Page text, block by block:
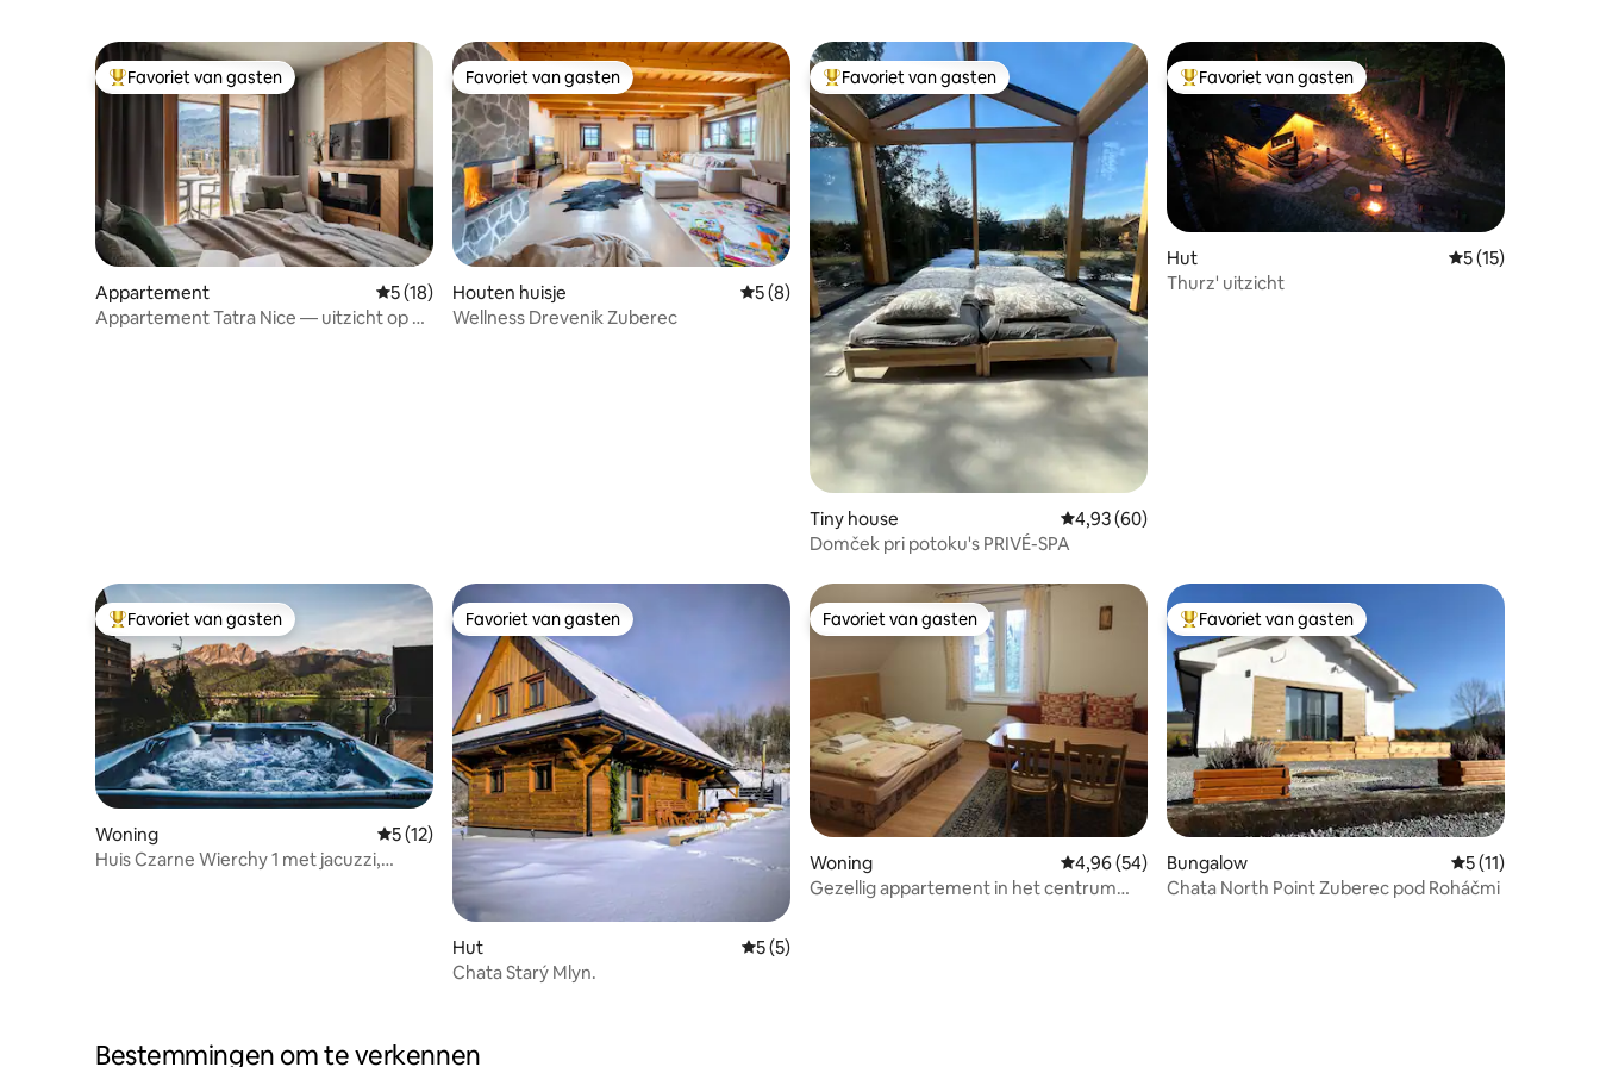
Topfavoriet van gasten
Favoriet van gasten
Appartement Gemiddelde beoordeling van 5 op 5, 18 recensies
5 (18)
Appartement Tatra Nice — uitzicht op de
Favoriet van gasten
Favoriet van gasten
Houten huisje Gemiddelde beoordeling van 5 op 5, 8 recensies
5 (8)
Wellness Drevenik Zuberec
Topfavoriet van gasten
Favoriet van gasten
Tiny house Gemiddelde beoordeling van 4,93 op 5, 60 recensies
4,93 (60)
Domček pri potoku's PRIVÉ-SPA
Topfavoriet van gasten
Favoriet van gasten
Hut Gemiddelde
5 (15)
Thurz' uitzicht
Topfavoriet van gasten
Favoriet van gasten
Woning Gemiddelde beoordeling van 5 op 5, 12 recensies
5 (12)
Huis Czarne Wierchy 1 met jacuzzi,
Favoriet van gasten
Favoriet van gasten
Hut Gemiddelde beoordeling van 5 op 5, 5 recensies
5 (5)
Chata Starý Mlyn.
Favoriet van gasten
Favoriet van gasten
Woning Gemiddelde beoordeling van 4,96 op 5, 54 recensies
4,96 (54)
Gezellig appartement in het centrum
Topfavoriet van gasten
Favoriet van gasten
Bungalow Gemiddelde
5 (11)
Chata North Point Zuberec pod Roháčmi
Bestemmingen om te verkennen